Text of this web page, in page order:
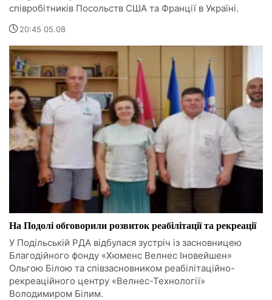
співробітників Посольств США та Франції в Україні.
20:45 05.08
На Подолі обговорили розвиток реабілітації та рекреації
У Подільській РДА відбулася зустріч із засновницею
Благодійного фонду «Хюменс Велнес Іновейшен»
Ольгою Білою та співзасновником реабілітаційно-
рекреаційного центру «Велнес-Технології»
Володимиром Білим.